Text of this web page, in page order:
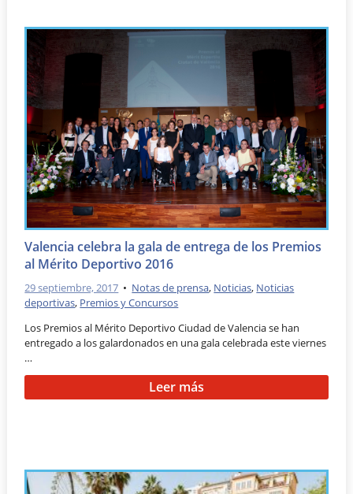
Valencia celebra la gala de entrega de los Premios
al Mérito Deportivo 2016
29 septiembre, 2017 • Notas de prensa, Noticias, Noticias
deportivas, Premios y Concursos
Los Premios al Mérito Deportivo Ciudad de Valencia se han
entregado a los galardonados en una gala celebrada este viernes
…
Leer más